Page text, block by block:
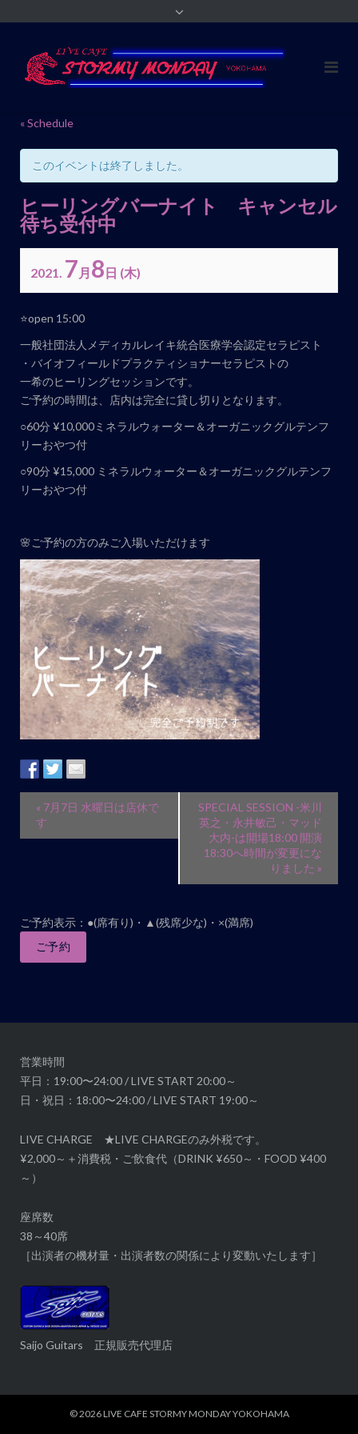
« Schedule
このイベントは終了しました。
ヒーリングバーナイト キャンセル
待ち受付中
2021. 7 月 8日 (木)
イ
ン
ト
ナ
ビ
ゲ
ー
シ
⭐️open 15:00
一般社団法人メディカルレイキ統合医療学会認定セラピスト
・バイオフィールドプラクティショナーセラピストの
一希のヒーリングセッションです。
ご予約の時間は、店内は完全に貸し切りとなります。
○60分 ¥10,000ミネラルウォーター＆オーガニックグルテンフ
リーおやつ付
○90分 ¥15,000 ミネラルウォーター＆オーガニックグルテンフ
リーおやつ付
🌸ご予約の方のみご入場いただけます
ン
ゲ
« 7月7日 水曜日は店休で
す
SPECIAL SESSION -米川
英之・永井敏己・マッド
大内-は開場18:00 開演
18:30へ時間が変更にな
りました »
ご予約表示：●(席有り)・▲(残席少な)・×(満席)
ご予約
営業時間
平日：19:00〜24:00 / LIVE START 20:00～
日・祝日：18:00〜24:00 / LIVE START 19:00～
LIVE CHARGE ★LIVE CHARGEのみ外税です。
¥2,000～＋消費税・ご飲食代（DRINK ¥650～・FOOD ¥400
～）
座席数
38～40席
［出演者の機材量・出演者数の関係により変動いたします］
Saijo Guitars 正規販売代理店
© 2026LIVE CAFE STORMY MONDAY YOKOHAMA